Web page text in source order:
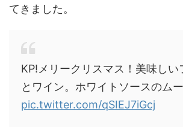
てきました。
KP!メリークリスマス！美味しい
とワイン。ホワイトソースのム
pic.twitter.com/qSIEJ7iGcj